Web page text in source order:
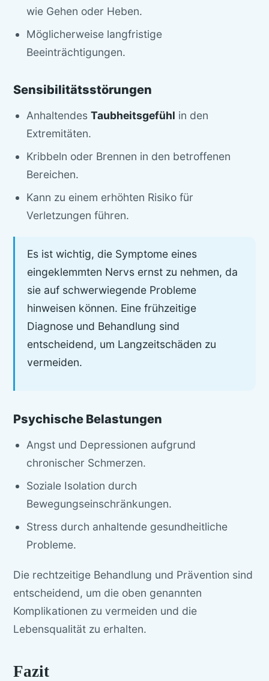
wie Gehen oder Heben.
Möglicherweise langfristige
Beeinträchtigungen.
Sensibilitätsstörungen
Anhaltendes Taubheitsgefühl in den
Extremitäten.
Kribbeln oder Brennen in den betroffenen
Bereichen.
Kann zu einem erhöhten Risiko für
Verletzungen führen.
Es ist wichtig, die Symptome eines
eingeklemmten Nervs ernst zu nehmen, da
sie auf schwerwiegende Probleme
hinweisen können. Eine frühzeitige
Diagnose und Behandlung sind
entscheidend, um Langzeitschäden zu
vermeiden.
Psychische Belastungen
Angst und Depressionen aufgrund
chronischer Schmerzen.
Soziale Isolation durch
Bewegungseinschränkungen.
Stress durch anhaltende gesundheitliche
Probleme.
Die rechtzeitige Behandlung und Prävention sind
entscheidend, um die oben genannten
Komplikationen zu vermeiden und die
Lebensqualität zu erhalten.
Fazit